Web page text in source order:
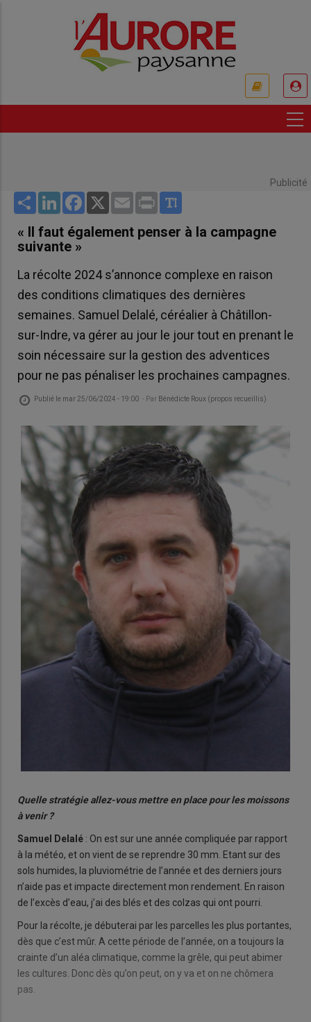
Publicité
Share LinkedInFacebook
X Email Print
« Il faut également penser à la campagne
suivante »
La récolte 2024 s’annonce complexe en raison
des conditions climatiques des dernières
semaines. Samuel Delalé, céréalier à Châtillon-
sur-Indre, va gérer au jour le jour tout en prenant le
soin nécessaire sur la gestion des adventices
pour ne pas pénaliser les prochaines campagnes.
Publié le mar 25/06/2024 - 19:00 - Par Bénédicte Roux (propos recueillis)
Quelle stratégie allez-vous mettre en place pour les moissons
à venir ?
Samuel Delalé : On est sur une année compliquée par rapport
à la météo, et on vient de se reprendre 30 mm. Etant sur des
sols humides, la pluviométrie de l’année et des derniers jours
n’aide pas et impacte directement mon rendement. En raison
de l’excès d’eau, j’ai des blés et des colzas qui ont pourri.
Pour la récolte, je débuterai par les parcelles les plus portantes,
dès que c’est mûr. A cette période de l’année, on a toujours la
crainte d’un aléa climatique, comme la grêle, qui peut abimer
les cultures. Donc dès qu’on peut, on y va et on ne chômera
pas.